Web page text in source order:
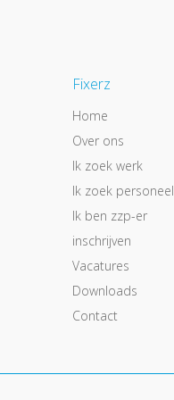
Fixerz
Home
Over ons
Ik zoek werk
Ik zoek personeel
Ik ben zzp-er
inschrijven
Vacatures
Downloads
Contact